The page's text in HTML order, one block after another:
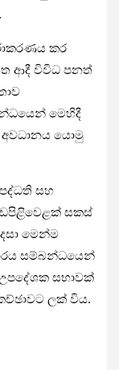
කර
ආදී විවිධ පනත්
මෙහිදී
අවධානය යොමු
සහ
සකස්
මෙන්ම
සම්බන්ධයෙන්
සභාවක්
ලක් විය.